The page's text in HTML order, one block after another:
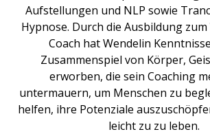
Aufstellungen und NLP sowie
Hypnose. Durch die Ausbildung
Coach hat Wendelin
Zusammenspiel von Körper,
erworben, die sein Coaching
untermauern, um Menschen zu
helfen, ihre Potenziale
leicht zu zu leben.